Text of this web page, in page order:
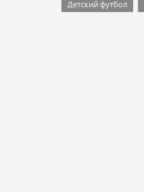
Детский футбол